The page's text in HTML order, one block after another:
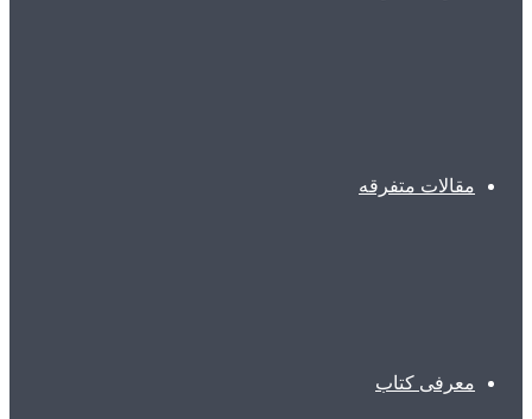
مقالات متفرقه
معرفی کتاب